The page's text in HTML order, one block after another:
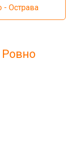
- Острава